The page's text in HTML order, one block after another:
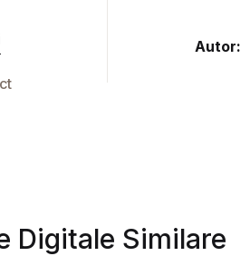
Autor:
Digitale Similare